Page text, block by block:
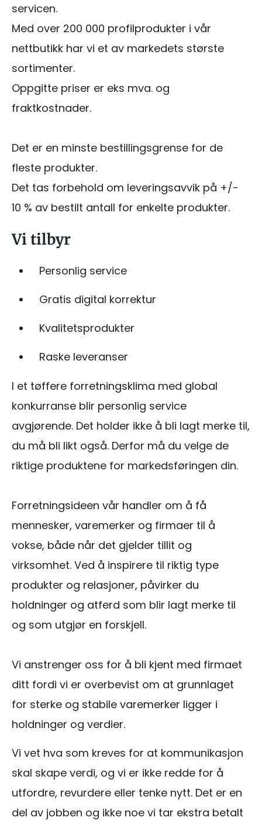
servicen.
Med over 200 000 profilprodukter i vår
nettbutikk har vi et av markedets største
sortimenter.
Oppgitte priser er eks mva. og
fraktkostnader.
Det er en minste bestillingsgrense for de
fleste produkter.
Det tas forbehold om leveringsavvik på +/-
10 % av bestilt antall for enkelte produkter.
Vi tilbyr
Personlig service
Gratis digital korrektur
Kvalitetsprodukter
Raske leveranser
I et tøffere forretningsklima med global
konkurranse blir personlig service
avgjørende. Det holder ikke å bli lagt merke til,
du må bli likt også. Derfor må du velge de
riktige produktene for markedsføringen din.
Forretningsideen vår handler om å få
mennesker, varemerker og firmaer til å
vokse, både når det gjelder tillit og
virksomhet. Ved å inspirere til riktig type
produkter og relasjoner, påvirker du
holdninger og atferd som blir lagt merke til
og som utgjør en forskjell.
Vi anstrenger oss for å bli kjent med firmaet
ditt fordi vi er overbevist om at grunnlaget
for sterke og stabile varemerker ligger i
holdninger og verdier.
Vi vet hva som kreves for at kommunikasjon
skal skape verdi, og vi er ikke redde for å
utfordre, revurdere eller tenke nytt. Det er en
del av jobben og ikke noe vi tar ekstra betalt